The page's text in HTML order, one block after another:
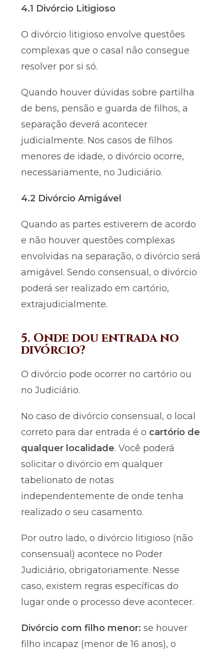
4.1 Divórcio Litigioso
O divórcio litigioso envolve questões
complexas que o casal não consegue
resolver por si só.
Quando houver dúvidas sobre partilha
de bens, pensão e guarda de filhos, a
separação deverá acontecer
judicialmente. Nos casos de filhos
menores de idade, o divórcio ocorre,
necessariamente, no Judiciário.
4.2 Divórcio Amigável
Quando as partes estiverem de acordo
e não houver questões complexas
envolvidas na separação, o divórcio será
amigável. Sendo consensual, o divórcio
poderá ser realizado em cartório,
extrajudicialmente.
5. Onde dou entrada no
divórcio?
O divórcio pode ocorrer no cartório ou
no Judiciário.
No caso de divórcio consensual, o local
correto para dar entrada é o cartório de
qualquer localidade. Você poderá
solicitar o divórcio em qualquer
tabelionato de notas
independentemente de onde tenha
realizado o seu casamento.
Por outro lado, o divórcio litigioso (não
consensual) acontece no Poder
Judiciário, obrigatoriamente. Nesse
caso, existem regras específicas do
lugar onde o processo deve acontecer.
Divórcio com filho menor: se houver
filho incapaz (menor de 16 anos), o